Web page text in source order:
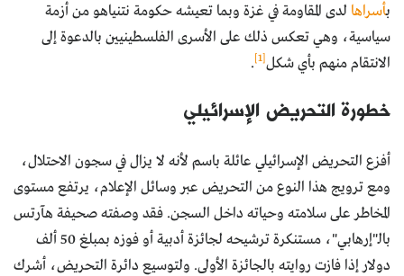
بأسراها لدى المقاومة في غزة وبما تعيشه حكومة نتنياهو من أزمة
سياسية، وهي تعكس ذلك على الأسرى الفلسطينيين بالدعوة إلى
الانتقام منهم بأي شكل[1]
.
خطورة التحريض الإسرائيلي
أفزع التحريض الإسرائيلي عائلة باسم لأنه لا يزال في سجون الاحتلال،
ومع ترويج هذا النوع من التحريض عبر وسائل الإعلام، يرتفع مستوى
المخاطر على سلامته وحياته داخل السجن. فقد وصفته صحيفة هآرتس
بالـ"إرهابي"، مستنكرة ترشيحه لجائزة أدبية أو فوزه بمبلغ 50 ألف
دولار إذا فازت روايته بالجائزة الأولى. ولتوسيع دائرة التحريض، أشرك